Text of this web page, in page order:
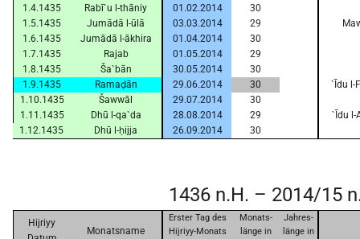
1.4.1435
Rabī`u l-thāniy 01.02.2014
30
1.5.1435
Jumādā l-ūlā 03.03.2014 29
1.6.1435
Jumādā l-ākhira 01.04.2014
30
1.7.1435
Rajab 01.05.2014
29
1.8.1435
Ša`bān 30.05.2014
30
1.9.1435
Ramaḍān 29.06.2014 30
`Īdu l-
1.10.1435
Šawwāl 29.07.2014
30
1.11.1435
Dhū l-qa`da 28.08.2014 29
`Īdu l-
1.12.1435
Dhū l-ḥijja 26.09.2014 30
1436 n.H. – 2014/15
Hijriyy
Monatsname
Erster Tag des
Hijriyy-Monats
Monats-
länge in
Jahres-
länge in